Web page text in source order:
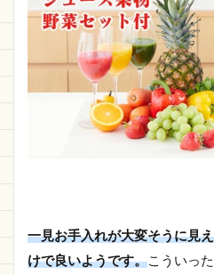
一見お手入れが大変そうに見
けで良いようです。こういっ